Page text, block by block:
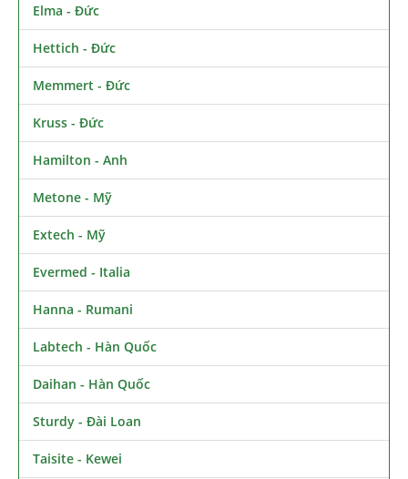
Elma - Đức
Hettich - Đức
Memmert - Đức
Kruss - Đức
Hamilton - Anh
Metone - Mỹ
Extech - Mỹ
Evermed - Italia
Hanna - Rumani
Labtech - Hàn Quốc
Daihan - Hàn Quốc
Sturdy - Đài Loan
Taisite - Kewei